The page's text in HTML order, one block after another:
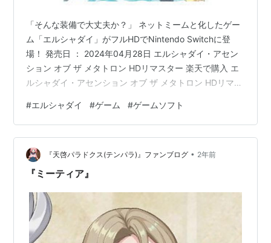
「そんな装備で大丈夫か？」 ネットミームと化したゲー
ム「エルシャダイ」がフルHDでNintendo Switchに登
場！ 発売日 ： 2024年04月28日 エルシャダイ・アセン
ション オブ ザ メタトロン HDリマスター 楽天で購入 エ
ルシャダイ・アセンション オブ ザ メタトロン HDリマス
ストーリーが語られる「特典小説」と、エルシャダイの
世界を構成するイラストを90ページ以上収録した「デジ
タルアートブック」を収録。 👇こちらからも探してみよ
う room.rakuten.co.jp こちらの記事が気に入ったらはて
なIDで読者になろう ラ…
#エルシャダイ #ゲーム #ゲームソフト
『天啓パラドクス(テンパラ)』ファンブログ • 2年前
『ミーティア』